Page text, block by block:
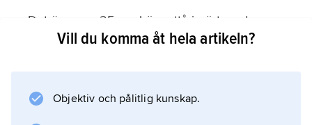
Det är en ca 25 cm hög, ettårig ört med
mycket små, rödvita blommor i kransar i
och ljusgröna.
Vill du komma åt hela artikeln?
Objektiv och pålitlig kunskap.